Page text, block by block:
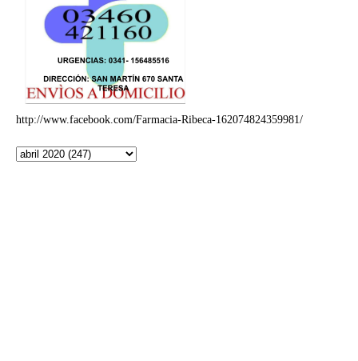
http://www.facebook.com/Farmacia-Ribeca-162074824359981/